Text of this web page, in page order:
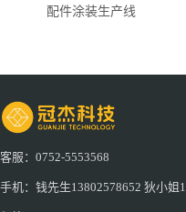
配件涂装生产线
客服：0752-5553568
手机：钱先生13802578652 狄小姐